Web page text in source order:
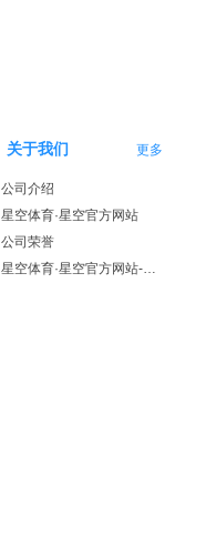
关于我们 更多
公司介绍
星空体育·星空官方网站
公司荣誉
星空体育·星空官方网站-星空体育（中国）